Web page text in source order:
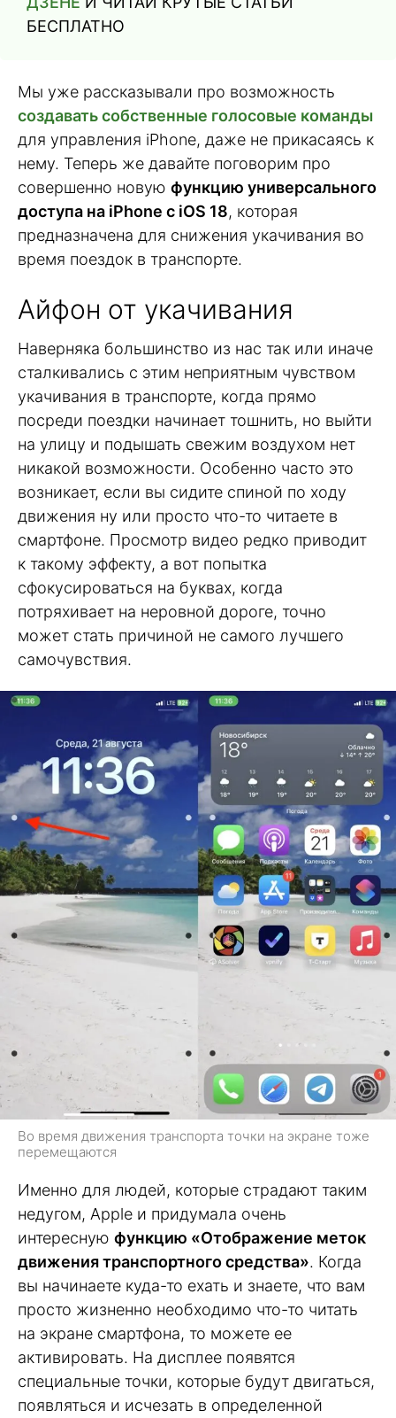
БЕСПЛАТНО
Мы уже рассказывали про возможность
создавать собственные голосовые команды
для управления iPhone, даже не прикасаясь к
нему. Теперь же давайте поговорим про
совершенно новую функцию универсального
доступа на iPhone с iOS 18, которая
предназначена для снижения укачивания во
время поездок в транспорте.
Айфон от укачивания
Наверняка большинство из нас так или иначе
сталкивались с этим неприятным чувством
укачивания в транспорте, когда прямо
посреди поездки начинает тошнить, но выйти
на улицу и подышать свежим воздухом нет
никакой возможности. Особенно часто это
возникает, если вы сидите спиной по ходу
движения ну или просто что-то читаете в
смартфоне. Просмотр видео редко приводит
к такому эффекту, а вот попытка
сфокусироваться на буквах, когда
потряхивает на неровной дороге, точно
может стать причиной не самого лучшего
самочувствия.
Во время движения транспорта точки на экране тоже
перемещаются
Именно для людей, которые страдают таким
недугом, Apple и придумала очень
интересную функцию «Отображение меток
движения транспортного средства». Когда
вы начинаете куда-то ехать и знаете, что вам
просто жизненно необходимо что-то читать
на экране смартфона, то можете ее
активировать. На дисплее появятся
специальные точки, которые будут двигаться,
появляться и исчезать в определенной